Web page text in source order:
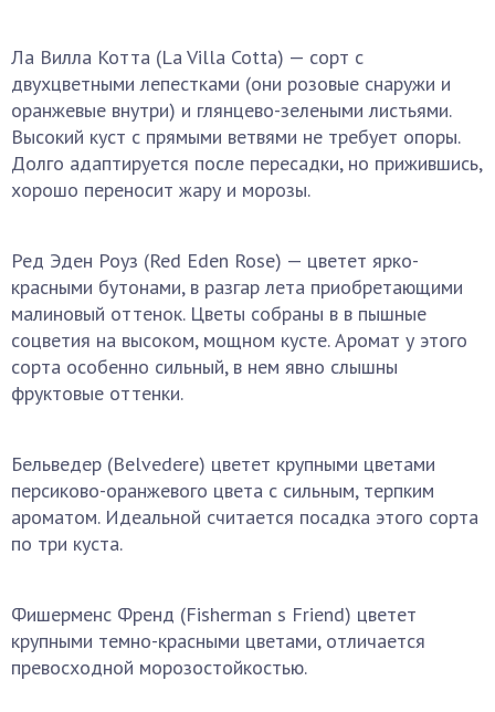
Ла Вилла Котта (La Villa Cotta) — сорт с
двухцветными лепестками (они розовые снаружи и
оранжевые внутри) и глянцево-зелеными листьями.
Высокий куст с прямыми ветвями не требует опоры.
Долго адаптируется после пересадки, но прижившись,
хорошо переносит жару и морозы.
Ред Эден Роуз (Red Eden Rose) — цветет ярко-
красными бутонами, в разгар лета приобретающими
малиновый оттенок. Цветы собраны в в пышные
соцветия на высоком, мощном кусте. Аромат у этого
сорта особенно сильный, в нем явно слышны
фруктовые оттенки.
Бельведер (Belvedere) цветет крупными цветами
персиково-оранжевого цвета с сильным, терпким
ароматом. Идеальной считается посадка этого сорта
по три куста.
Фишерменс Френд (Fisherman s Friend) цветет
крупными темно-красными цветами, отличается
превосходной морозостойкостью.